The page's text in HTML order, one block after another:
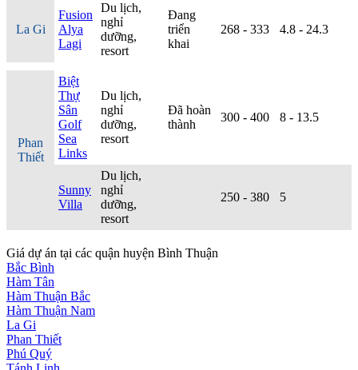
La Gi
Fusion
Alya
Lagi
Du lịch,
nghỉ
dưỡng,
resort
Đang
triển
khai
268 - 333 4.8 - 24.3
Phan
Thiết
Biệt
Thự
Sân
Golf
Sea
Links
Du lịch,
nghỉ
dưỡng,
resort
Đã hoàn
thành
300 - 400 8 - 13.5
Sunny
Villa
Du lịch,
nghỉ
dưỡng,
resort
250 - 380 5
Giá dự án tại các quận huyện Bình Thuận
Bắc Bình
Hàm Tân
Hàm Thuận Bắc
Hàm Thuận Nam
La Gi
Phan Thiết
Phú Quý